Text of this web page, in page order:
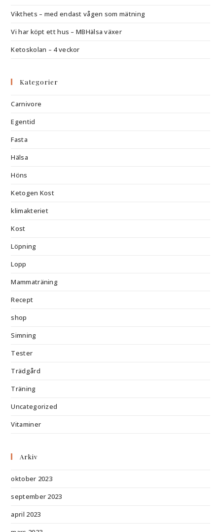
Vikthets – med endast vågen som mätning
Vi har köpt ett hus – MBHälsa växer
Ketoskolan – 4 veckor
Kategorier
Carnivore
Egentid
Fasta
Hälsa
Höns
Ketogen Kost
klimakteriet
Kost
Löpning
Lopp
Mammaträning
Recept
shop
Simning
Tester
Trädgård
Träning
Uncategorized
Vitaminer
Arkiv
oktober 2023
september 2023
april 2023